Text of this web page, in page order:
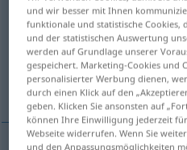
Übersicht aller
(Für mehr Details die
sich lustig machen,
und wir besser mit Ihnen
funktionale und statistische Cookies,
und der statistischen Auswertung
werden auf Grundlage unserer
gespeichert. Marketing-Cookies und
personalisierter Werbung dienen,
durch einen Klick auf den
geben. Klicken Sie ansonsten auf
können Ihre Einwilligung jederzeit
Webseite widerrufen. Wenn Sie
und den Anpassungsmöglichkeiten